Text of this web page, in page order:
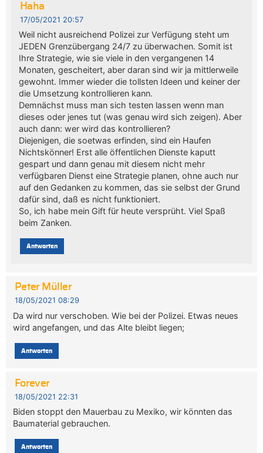
Haha
17/05/2021 20:57
Weil nicht ausreichend Polizei zur Verfügung steht um
JEDEN Grenzübergang 24/7 zu überwachen. Somit ist
Ihre Strategie, wie sie viele in den vergangenen 14
Monaten, gescheitert, aber daran sind wir ja mittlerweile
gewohnt. Immer wieder die tollsten Ideen und keiner der
die Umsetzung kontrollieren kann.
Demnächst muss man sich testen lassen wenn man
dieses oder jenes tut (was genau wird sich zeigen). Aber
auch dann: wer wird das kontrollieren?
Diejenigen, die soetwas erfinden, sind ein Haufen
Nichtskönner! Erst alle öffentlichen Dienste kaputt
gespart und dann genau mit diesem nicht mehr
verfügbaren Dienst eine Strategie planen, ohne auch nur
auf den Gedanken zu kommen, das sie selbst der Grund
dafür sind, daß es nicht funktioniert.
So, ich habe mein Gift für heute versprüht. Viel Spaß
beim Zanken.
Antworten
Peter Müller
18/05/2021 08:29
Da wird nur verschoben. Wie bei der Polizei. Etwas neues
wird angefangen, und das Alte bleibt liegen;
Antworten
Forever
18/05/2021 22:31
Biden stoppt den Mauerbau zu Mexiko, wir könnten das
Baumaterial gebrauchen.
Antworten